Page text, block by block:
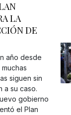
LA
DE
año desde
siguen sin
a su caso.
gobierno
el Plan